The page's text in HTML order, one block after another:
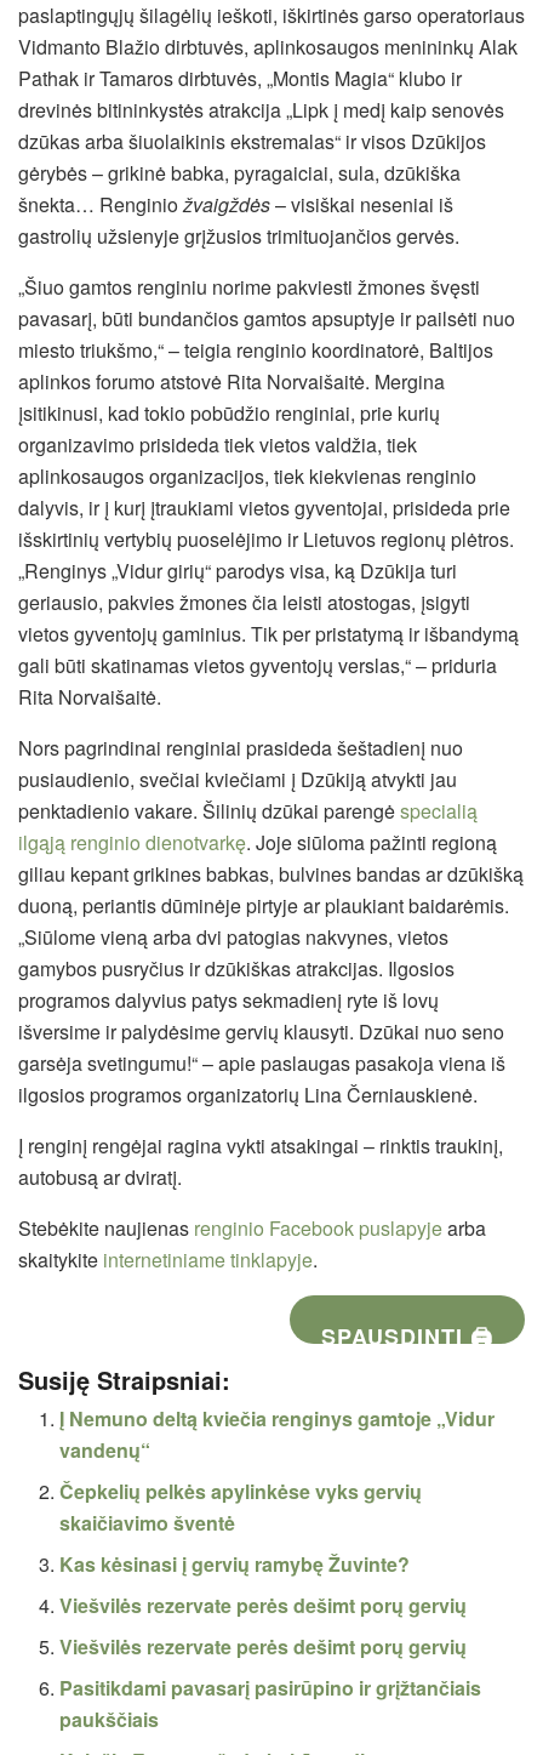
paslaptingųjų šilagėlių ieškoti, iškirtinės garso operatoriaus
Vidmanto Blažio dirbtuvės, aplinkosaugos menininkų Alak
Pathak ir Tamaros dirbtuvės, „Montis Magia“ klubo ir
drevinės bitininkystės atrakcija „Lipk į medį kaip senovės
dzūkas arba šiuolaikinis ekstremalas“ ir visos Dzūkijos
gėrybės – grikinė babka, pyragaiciai, sula, dzūkiška
šnekta… Renginiožvaigždės– visiškai neseniai iš
gastrolių užsienyje grįžusios trimituojančios gervės.
„Šiuo gamtos renginiu norime pakviesti žmones švęsti
pavasarį, būti bundančios gamtos apsuptyje ir pailsėti nuo
miesto triukšmo,“ – teigia renginio koordinatorė, Baltijos
aplinkos forumo atstovė Rita Norvaišaitė. Mergina
įsitikinusi, kad tokio pobūdžio renginiai, prie kurių
organizavimo prisideda tiek vietos valdžia, tiek
aplinkosaugos organizacijos, tiek kiekvienas renginio
dalyvis, ir į kurį įtraukiami vietos gyventojai, prisideda prie
išskirtinių vertybių puoselėjimo ir Lietuvos regionų plėtros.
„Renginys „Vidur girių“ parodys visa, ką Dzūkija turi
geriausio, pakvies žmones čia leisti atostogas, įsigyti
vietos gyventojų gaminius. Tik per pristatymą ir išbandymą
gali būti skatinamas vietos gyventojų verslas,“ – priduria
Rita Norvaišaitė.
Nors pagrindinai renginiai prasideda šeštadienį nuo
pusiaudienio, svečiai kviečiami į Dzūkiją atvykti jau
penktadienio vakare. Šilinių dzūkai parengėspecialią
ilgąją renginio dienotvarkę. Joje siūloma pažinti regioną
giliau kepant grikines babkas, bulvines bandas ar dzūkišką
duoną, periantis dūminėje pirtyje ar plaukiant baidarėmis.
„Siūlome vieną arba dvi patogias nakvynes, vietos
gamybos pusryčius ir dzūkiškas atrakcijas. Ilgosios
programos dalyvius patys sekmadienį ryte iš lovų
išversime ir palydėsime gervių klausyti. Dzūkai nuo seno
garsėja svetingumu!“ – apie paslaugas pasakoja viena iš
ilgosios programos organizatorių Lina Černiauskienė.
Į renginį rengėjai ragina vykti atsakingai – rinktis traukinį,
autobusą ar dviratį.
Stebėkite naujienas renginio Facebook puslapyjearba
skaitykite internetiniame tinklapyje.
SPAUSDINTI 🖨
Susiję Straipsniai:
Į Nemuno deltą kviečia renginys gamtoje „Vidur
vandenų“
Čepkelių pelkės apylinkėse vyks gervių
skaičiavimo šventė
Kas kėsinasi į gervių ramybę Žuvinte?
Viešvilės rezervate perės dešimt porų gervių
Viešvilės rezervate perės dešimt porų gervių
Pasitikdami pavasarį pasirūpino ir grįžtančiais
paukščiais